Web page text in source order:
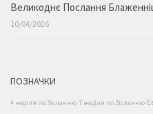
Великоднє Послання
10/04/2026
ПОЗНАЧКИ
4 неділя по Зісланню 7 неділя по Зісланню